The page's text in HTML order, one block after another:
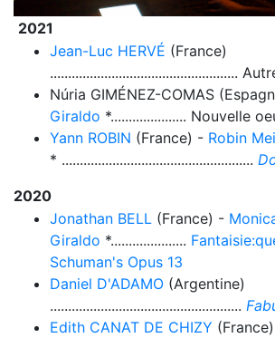
2021
Jean-Luc HERVÉ (France)
....................................................
Núria GIMÉNEZ-COMAS
Giraldo *..................... Nouvelle
Yann ROBIN (France) - Robin
* .....................................................
2020
Jonathan BELL (France) -
Giraldo *.....................
Schuman's Opus 13
Daniel D'ADAMO (Argentine)
.....................................................
Edith CANAT DE CHIZY